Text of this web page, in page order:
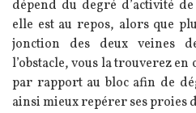
dépend du degré d’activité
elle est au repos, alors que
jonction des deux veines
l’obstacle, vous la trouverez en
par rapport au bloc afin de
ainsi mieux repérer ses proies